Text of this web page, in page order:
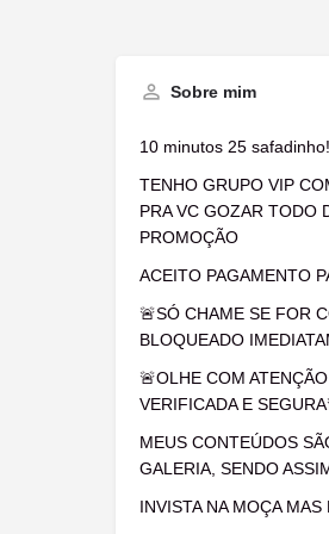
Sobre mim
10 minutos 25
TENHO GRUPO VIP
PRA VC GOZAR TODO
PROMOÇÃO
ACEITO PAGAMENTO
🚨SÓ CHAME SE FOR
BLOQUEADO
🚨OLHE COM
VERIFICADA E
MEUS CONTEÚDOS
GALERIA, SENDO
INVISTA NA MOÇA